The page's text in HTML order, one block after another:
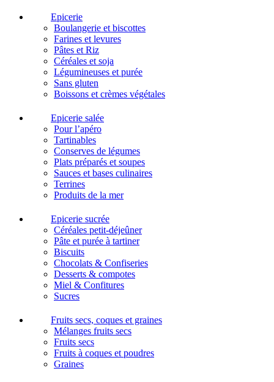
Epicerie
Boulangerie et biscottes
Farines et levures
Pâtes et Riz
Céréales et soja
Légumineuses et purée
Sans gluten
Boissons et crèmes végétales
Epicerie salée
Pour l’apéro
Tartinables
Conserves de légumes
Plats préparés et soupes
Sauces et bases culinaires
Terrines
Produits de la mer
Epicerie sucrée
Céréales petit-déjeûner
Pâte et purée à tartiner
Biscuits
Chocolats & Confiseries
Desserts & compotes
Miel & Confitures
Sucres
Fruits secs, coques et graines
Mélanges fruits secs
Fruits secs
Fruits à coques et poudres
Graines